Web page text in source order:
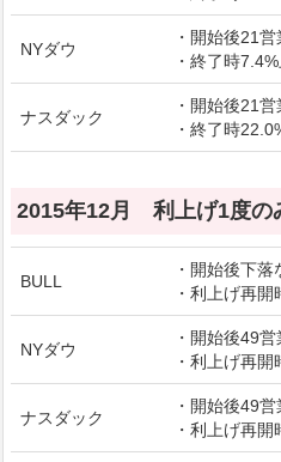
NYダウ
・開始後21
・終了時
ナスダック
・開始後21
・終了時
2015年12月 利上げ1度の
BULL
・開始後下落
・利上げ再
NYダウ
・開始後49
・利上げ再
ナスダック
・開始後49
・利上げ再